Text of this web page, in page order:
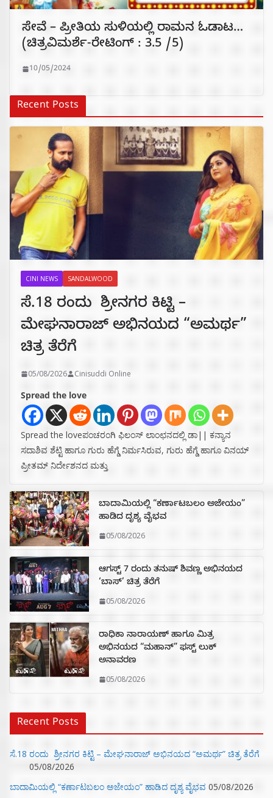
ಸೇವೆ – ಪ್ರೀತಿಯ ಸುಳಿಯಲ್ಲಿ ರಾಮನ ಓಡಾಟ…
(ಚಿತ್ರವಿಮರ್ಶೆ-ರೇಟಿಂಗ್ : 3.5 /5)
10/05/2024
Recent Posts
CINI NEWS SANDALWOOD
ಸೆ.18 ರಂದು ಶ್ರೀನಗರ ಕಿಟ್ಟಿ –
ಮೇಘನಾರಾಜ್ ಅಭಿನಯದ “ಅಮರ್ಥ”
ಚಿತ್ರ ತೆರೆಗೆ
05/08/2026 Cinisuddi Online
Spread the love
Spread the loveಪಂಚರಂಗಿ ಫಿಲಂಸ್ ಲಾಂಛನದಲ್ಲಿ ಡಾ|| ಕನ್ಯಾನ
ಸದಾಶಿವ ಶೆಟ್ಟಿ ಹಾಗೂ ಗುರು ಹೆಗ್ಡೆ ನಿರ್ಮಸಿರುವ, ಗುರು ಹೆಗ್ಡೆ ಹಾಗೂ ವಿನಯ್
ಪ್ರೀತಮ್ ನಿರ್ದೇಶನದ ಮತ್ತು
ಬಾದಾಮಿಯಲ್ಲಿ “ಕರ್ಣಾಟಬಲಂ ಅಜೇಯಂ”
ಹಾಡಿದ ದೃಶ್ಯ ವೈಭವ
05/08/2026
ಆಗಸ್ಟ್ 7 ರಂದು ತನುಷ್ ಶಿವಣ್ಣ ಅಭಿನಯದ
‘ಬಾಸ್’ ಚಿತ್ರ ತೆರೆಗೆ
05/08/2026
ರಾಧಿಕಾ ನಾರಾಯಣ್ ಹಾಗೂ ಮಿತ್ರ
ಅಭಿನಯದ “ಮಹಾನ್” ಫಸ್ಟ್ ಲುಕ್
ಅನಾವರಣ
05/08/2026
Recent Posts
ಸೆ.18 ರಂದು ಶ್ರೀನಗರ ಕಿಟ್ಟಿ – ಮೇಘನಾರಾಜ್ ಅಭಿನಯದ “ಅಮರ್ಥ” ಚಿತ್ರ ತೆರೆಗೆ
05/08/2026
ಬಾದಾಮಿಯಲ್ಲಿ “ಕರ್ಣಾಟಬಲಂ ಅಜೇಯಂ” ಹಾಡಿದ ದೃಶ್ಯ ವೈಭವ 05/08/2026